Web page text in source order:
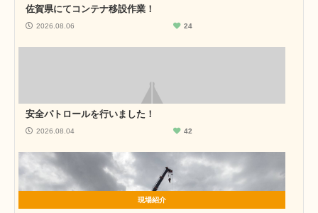
佐賀県にてコンテナ移設作業！
2026.08.06 24
安全パトロールを行いました！
2026.08.04 42
現場紹介